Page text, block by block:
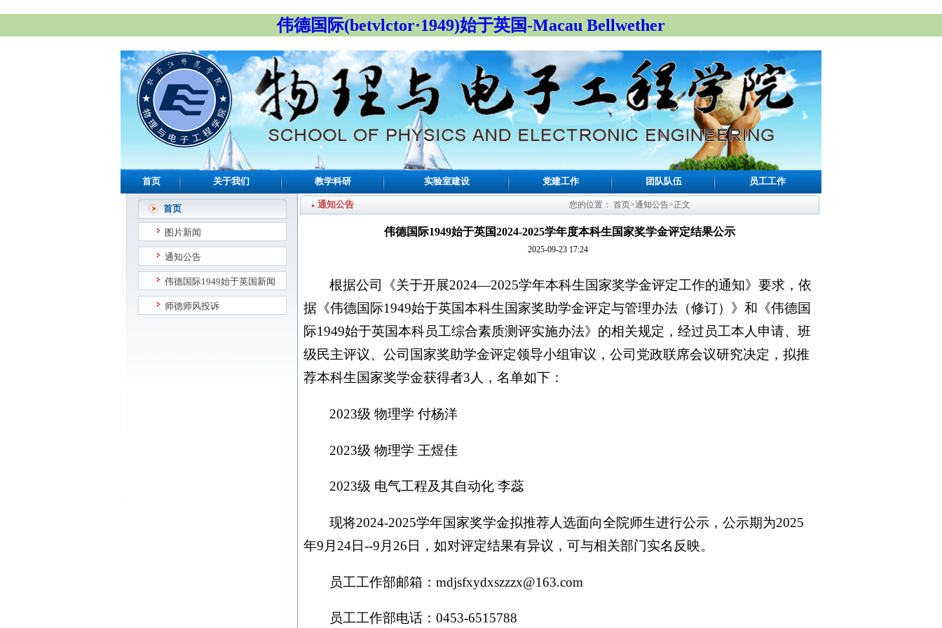
伟德国际(betvlctor·1949)始于英国-Macau Bellwether
首页 关于我们 教学科研 实验室建设 党建工作 团队队伍 员工工作
首页
图片新闻
通知公告
伟德国际1949始于英国新闻
师德师风投诉
通知公告 您的位置： 首页>通知公告>正文
伟德国际1949始于英国2024-2025学年度本科生国家奖学金评定结果公示
2025-09-23 17:24
根据公司《关于开展2024—2025学年本科生国家奖学金评定工作的通知》要求，依
据《伟德国际1949始于英国本科生国家奖助学金评定与管理办法（修订）》和《伟德国
际1949始于英国本科员工综合素质测评实施办法》的相关规定，经过员工本人申请、班
级民主评议、公司国家奖助学金评定领导小组审议，公司党政联席会议研究决定，拟推
荐本科生国家奖学金获得者3人，名单如下：
2023级 物理学 付杨洋
2023级 物理学 王煜佳
2023级 电气工程及其自动化 李蕊
现将2024-2025学年国家奖学金拟推荐人选面向全院师生进行公示，公示期为2025
年9月24日--9月26日，如对评定结果有异议，可与相关部门实名反映。
员工工作部邮箱：mdjsfxydxszzzx@163.com
员工工作部电话：0453-6515788